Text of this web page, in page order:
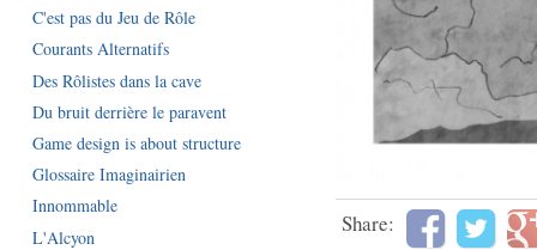
Share:
C'est pas du Jeu de Rôle
Courants Alternatifs
Des Rôlistes dans la cave
Du bruit derrière le paravent
Game design is about structure
Glossaire Imaginairien
Innommable
L'Alcyon